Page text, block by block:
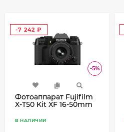
-5%
-7 242
₽
Фотоаппарат Fujifilm
X-T50 Kit XF 16-50mm
чёрный
В НАЛИЧИИ